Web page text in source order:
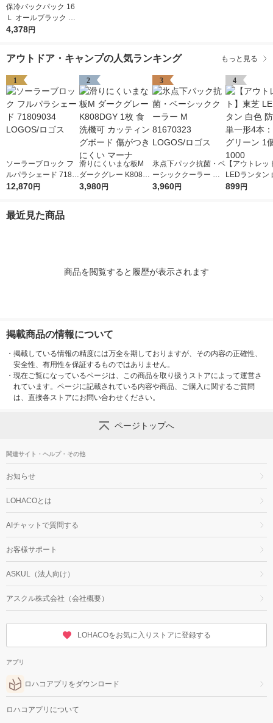
保冷バックパック 16
Ｌ オールブラック RF
P-016 ALB 1個 保冷バ
4,378円
アウトドア・キャンプの人気ランキング もっと見る
1
ソーラーブロック フ
ルパラシェード 7180
9034 LOGOS/ロゴス
12,870円
2
滑りにくいまな板M
ダークグレー K808D
GY 1枚 食洗機可 カッ
3,980円
3
氷点下パック抗菌・ベ
ーシッククーラー M 8
1670323 LOGOS/ロ
3,960円
4
【アウトレッ
LEDランタン
滴構造 単一
899円
最近見た商品
商品を閲覧すると履歴が表示されます
掲載商品の情報について
・ 掲載している情報の精度には万全を期しておりますが、その内容の正確性、
安全性、有用性を保証するものではありません。
・ 現在ご覧になっているページは、この商品を取り扱うストアによって運営さ
れています。ページに記載されている内容や商品、ご購入に関するご質問
は、直接各ストアにお問い合わせください。
ページトップへ
関連サイト・ヘルプ・その他
お知らせ
LOHACOとは
AIチャットで質問する
お客様サポート
ASKUL（法人向け）
アスクル株式会社（会社概要）
LOHACOをお気に入りストアに登録する
アプリ
ロハコアプリをダウンロード
ロハコアプリについて